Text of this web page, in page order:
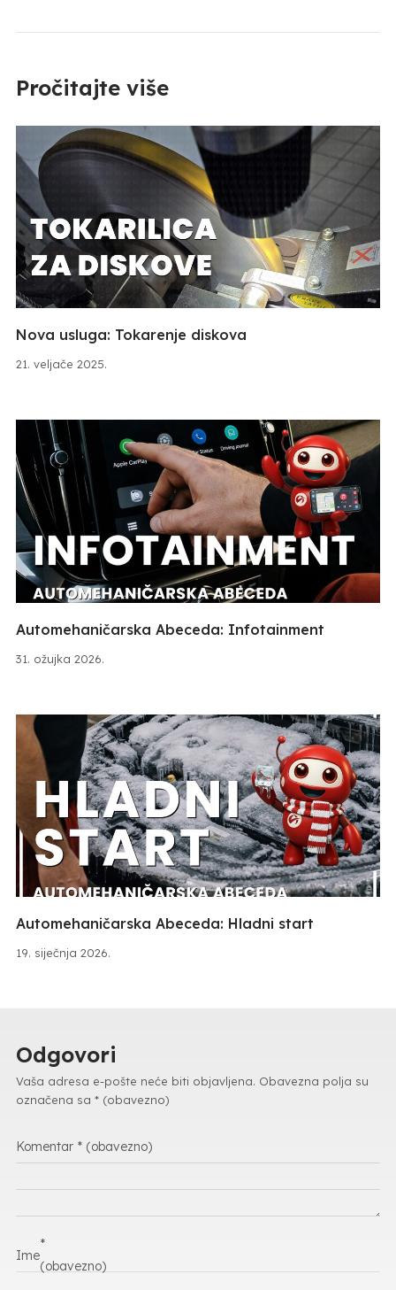
Pročitajte više
21. veljače 2025.
Nova usluga: Tokarenje diskova
31. ožujka 2026.
Automehaničarska Abeceda: Infotainment
19. siječnja 2026.
Automehaničarska Abeceda: Hladni start
Odgovori
Vaša adresa e-pošte neće biti objavljena. Obavezna polja su
označena sa * (obavezno)
Komentar * (obavezno)
Ime
*
(obavezno)